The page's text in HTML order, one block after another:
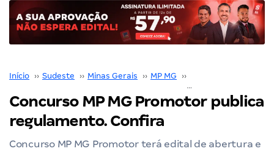
Início ›› Sudeste ›› Minas Gerais ›› MP MG ››
Concurso MP MG Promotor publica
regulamento. Confira
Concurso MP MG Promotor terá edital de abertura e